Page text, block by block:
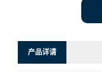
产品详请